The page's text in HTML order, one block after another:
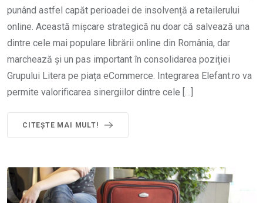
punând astfel capăt perioadei de insolvență a retailerului
online. Această mișcare strategică nu doar că salvează una
dintre cele mai populare librării online din România, dar
marchează și un pas important în consolidarea poziției
Grupului Litera pe piața eCommerce. Integrarea Elefant.ro va
permite valorificarea sinergiilor dintre cele […]
CITEȘTE MAI MULT!